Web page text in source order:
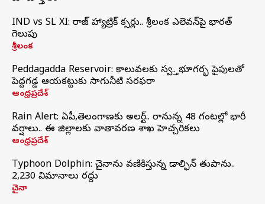
IND vs SL XI: సిరాజ్‌ హ్యాట్రిక్‌ సిక్సర్లు.. శ్రీలంక ఎలెవన్‌పై భారత్‌
గెలుపు
శ్రీలంక
Peddagadda Reservoir: కాలువలకు స్వస్తి.. భూగర్భ పైపులతో
పెద్దగడ్డ ఆయకట్టుకు సాగునీటి సరఫరా
ఆంధ్రప్రదేశ్
Rain Alert: ఏపీ,తెలంగాణకు అలర్ట్.. రానున్న 48 గంటల్లో భారీ
వర్షాలు.. ఈ జిల్లాలకు వాతావరణ శాఖ హెచ్చరికలు
ఆంధ్రప్రదేశ్
Typhoon Dolphin: చైనాను వణికిస్తున్న డాల్ఫిన్‌ తుపాను..
2,230 విమానాలు రద్దు
చైనా